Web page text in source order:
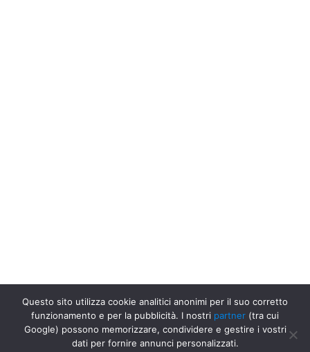
Uffici Postali in Italia Uffici Postali a Patrica
Ufficio Postale Poste
Italiane, Provincia di Frosinone, Patrica
Questo sito utilizza cookie analitici anonimi per il suo corretto
funzionamento e per la pubblicità. I nostri partner (tra cui
Google) possono memorizzare, condividere e gestire i vostri
dati per fornire annunci personalizzati.